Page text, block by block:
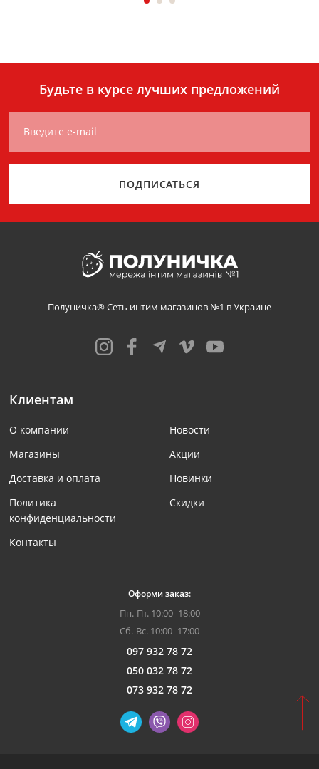
Будьте в курсе лучших предложений
Введите e-mail
ПОДПИСАТЬСЯ
Полуничка® Сеть интим магазинов №1 в Украине
Клиентам
О компании
Магазины
Доставка и оплата
Политика
конфиденциальности
Контакты
Новости
Акции
Новинки
Скидки
Оформи заказ:
Пн.-Пт. 10:00 -18:00
Сб.-Вс. 10:00 -17:00
097 932 78 72
050 032 78 72
073 932 78 72